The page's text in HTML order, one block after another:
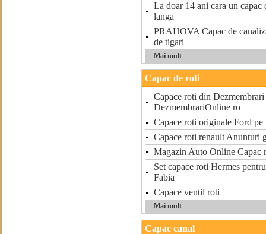
La doar 14 ani cara un capac
langa
PRAHOVA Capac de
de tigari
Mai mult
Capac de roti
Capace roti din
DezmembrariOnline ro
Capace roti originale Ford pe
Capace roti renault Anunturi
Magazin Auto Online Capac
Set capace roti Hermes
Fabia
Capace ventil roti
Mai mult
Capac canal